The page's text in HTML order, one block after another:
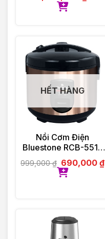
HẾT HÀNG
Nồi Cơm Điện
Bluestone RCB-5519
700W 1.8 Lít
999,000₫ 690,000₫